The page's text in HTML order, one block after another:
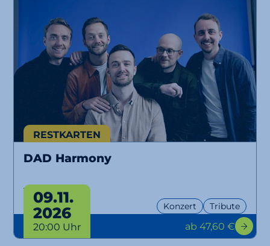
RESTKARTEN
DAD Harmony
Tour 2026
Konzert Tribute
09.11.
2026
20:00 Uhr ab 47,60 €